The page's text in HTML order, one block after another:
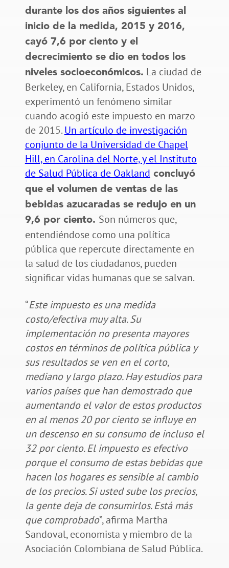
durante los dos años siguientes al
inicio de la medida, 2015 y 2016,
cayó 7,6 por ciento y el
decrecimiento se dio en todos los
niveles socioeconómicos. La ciudad de
Berkeley, en California, Estados Unidos,
experimentó un fenómeno similar
cuando acogió este impuesto en marzo
de 2015.Un artículo de investigación
conjunto de la Universidad de Chapel
Hill, en Carolina del Norte, y el Instituto
de Salud Pública de Oakland concluyó
que el volumen de ventas de las
bebidas azucaradas se redujo en un
9,6 por ciento. Son números que,
entendiéndose como una política
pública que repercute directamente en
la salud de los ciudadanos, pueden
significar vidas humanas que se salvan.
“Este impuesto es una medida
costo/efectiva muy alta. Su
implementación no presenta mayores
costos en términos de política pública y
sus resultados se ven en el corto,
mediano y largo plazo. Hay estudios para
varios países que han demostrado que
aumentando el valor de estos productos
en al menos 20 por ciento se influye en
un descenso en su consumo de incluso el
32 por ciento. El impuesto es efectivo
porque el consumo de estas bebidas que
hacen los hogares es sensible al cambio
de los precios. Si usted sube los precios,
la gente deja de consumirlos. Está más
que comprobado”, afirma Martha
Sandoval, economista y miembro de la
Asociación Colombiana de Salud Pública.